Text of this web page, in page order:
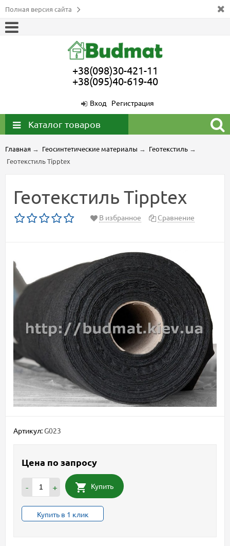
Полная версия сайта
+38(098)30-421-11
+38(095)40-619-40
Вход Регистрация
Каталог товаров
Главная → Геосинтетические материалы → Геотекстиль →
Геотекстиль Tipptex
Геотекстиль Tipptex
В избранное Сравнение
Артикул:G023
Цена по запросу
- + Купить
Купить в 1 клик